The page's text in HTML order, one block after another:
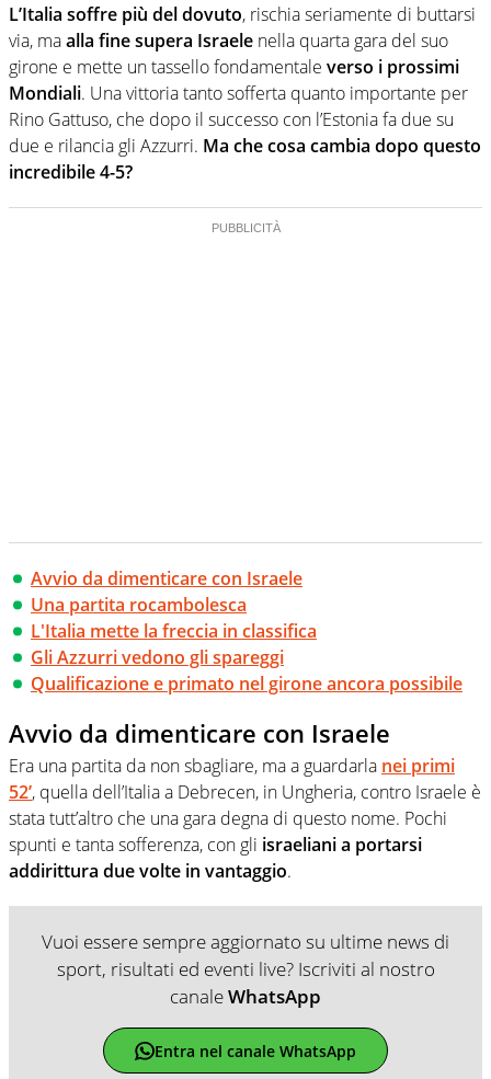
L’Italia soffre più del dovuto, rischia seriamente di buttarsi
via, maalla fine supera Israele nella quarta gara del suo
girone e mette un tassello fondamentale verso i prossimi
Mondiali. Una vittoria tanto sofferta quanto importante per
Rino Gattuso, che dopo il successo con l’Estonia fa due su
due e rilancia gli Azzurri. Ma che cosa cambia dopo questo
incredibile 4-5?
Avvio da dimenticare con Israele
Una partita rocambolesca
L'Italia mette la freccia in classifica
Gli Azzurri vedono gli spareggi
Qualificazione e primato nel girone ancora possibile
Avvio da dimenticare con Israele
Era una partita da non sbagliare, ma a guardarla nei primi
52’, quella dell’Italia a Debrecen, in Ungheria, contro Israele è
stata tutt’altro che una gara degna di questo nome. Pochi
spunti e tanta sofferenza, con gli israeliani a portarsi
addirittura due volte in vantaggio.
Vuoi essere sempre aggiornato su ultime news di
sport, risultati ed eventi live? Iscriviti al nostro
canaleWhatsApp
Entra nel canale WhatsApp